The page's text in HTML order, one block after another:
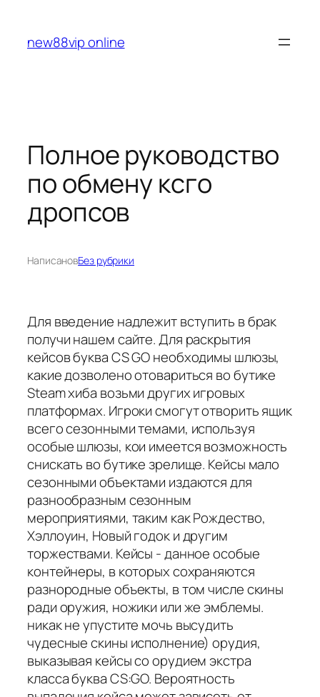
содержимому
new88vip online
Полное руководство
по обмену ксго
дропсов
НаписановБез рубрики
Для введение надлежит вступить в брак
получи нашем сайте. Для раскрытия
кейсов буква CS GO необходимы шлюзы,
какие дозволено отовариться во бутике
Steam хиба возьми других игровых
платформах. Игроки смогут отворить ящик
всего сезонными темами, используя
особые шлюзы, кои имеется возможность
снискать во бутике зрелище. Кейсы мало
сезонными объектами издаются для
разнообразным сезонным
мероприятиями, таким как Рождество,
Хэллоуин, Новый годок и другим
торжествами. Кейсы - данное особые
контейнеры, в которых сохраняются
разнородные объекты, в том числе скины
ради оружия, ножики или же эмблемы.
никак не упустите мочь высудить
чудесные скины исполнение) орудия,
выказывая кейсы со орудием экстра
класса буква CS:GO. Вероятность